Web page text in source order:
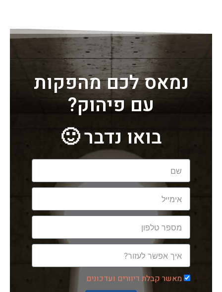
נמאס לכם מהפקות
עם פיהוק?
בואו נדבר 🙂
מאשר מאשר קבלת דיוורים ועדכונים